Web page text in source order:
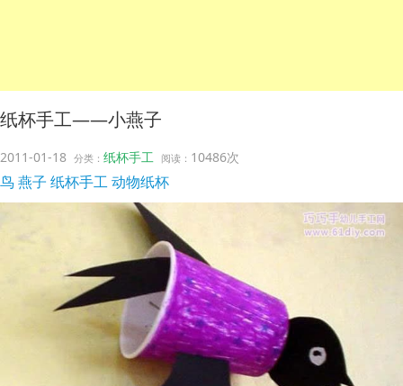
纸杯手工——小燕子
2011-01-18 分类： 纸杯手工 阅读： 10486次
鸟燕子 纸杯手工动物纸杯